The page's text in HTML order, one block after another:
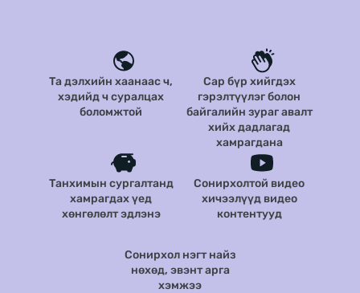
Та дэлхийн хаанаас ч,
хэдийд ч суралцах
боломжтой
Сар бүр хийгдэх
гэрэлтүүлэг болон
байгалийн зураг авалт
хийх дадлагад
хамрагдана
Танхимын сургалтанд
хамрагдах үед
хөнгөлөлт эдлэнэ
Сонирхолтой видео
хичээлүүд видео
контентууд
Сонирхол нэгт найз
нөхөд, эвэнт арга
хэмжээ